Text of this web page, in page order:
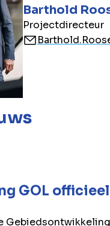
Barthold
Projectdirecteur
GOL officieel
Gebiedsontwikkeling